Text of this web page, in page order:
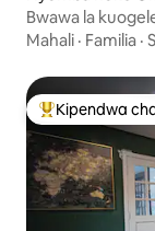
Bwawa la
2bd2b
Mahali · Familia ·
Kipendwa
Kipendwa